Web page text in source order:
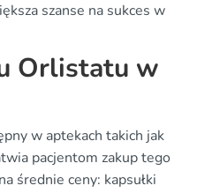
szanse na sukces w
Orlistatu w
w aptekach takich jak
pacjentom zakup tego
średnie ceny: kapsułki